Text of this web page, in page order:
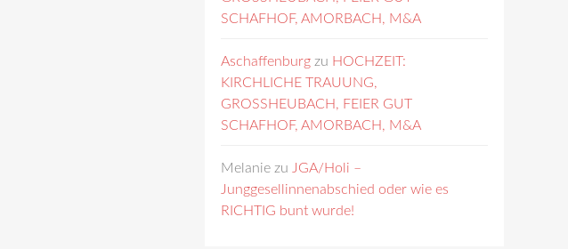
SCHAFHOF, AMORBACH, M&A
Aschaffenburg zu HOCHZEIT:
KIRCHLICHE TRAUUNG,
GROSSHEUBACH, FEIER GUT
SCHAFHOF, AMORBACH, M&A
Melanie zu JGA/Holi –
Junggesellinnenabschied oder wie es
RICHTIG bunt wurde!